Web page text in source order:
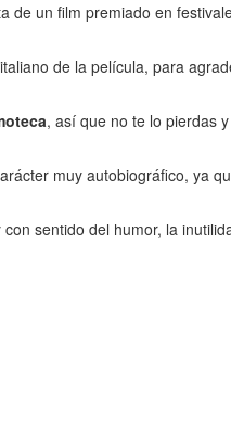
de un film premiado en
de la película, para
, así que no te lo pierdas
muy autobiográfico, ya
sentido del humor, la